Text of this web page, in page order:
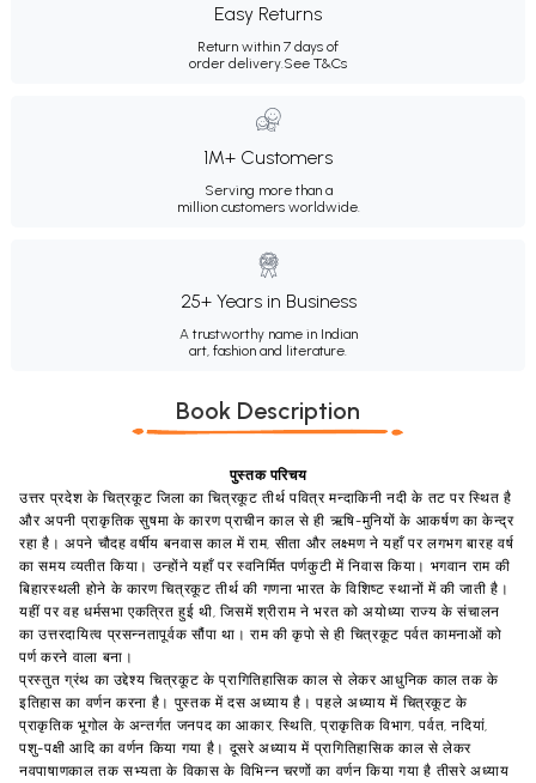
Easy Returns
Return within 7 days of
order delivery.See T&Cs
1M+ Customers
Serving more than a
million customers worldwide.
25+ Years in Business
A trustworthy name in Indian
art, fashion and literature.
Book Description
पुस्तक परिचय
उत्तर प्रदेश के चित्रकूट जिला का चित्रकूट तीर्थ पवित्र मन्दाकिनी नदी के तट पर स्थित है
और अपनी प्राकृतिक सुषमा के कारण प्राचीन काल से ही ऋषि-मुनियों के आकर्षण का केन्द्र
रहा है। अपने चौदह वर्षीय बनवास काल में राम, सीता और लक्ष्मण ने यहाँ पर लगभग बारह वर्ष
का समय व्यतीत किया। उन्होंने यहाँ पर स्वनिर्मित पर्णकुटी में निवास किया। भगवान राम की
बिहारस्थली होने के कारण चित्रकूट तीर्थ की गणना भारत के विशिष्ट स्थानों में की जाती है।
यहीं पर वह धर्मसभा एकत्रित हुई थी, जिसमें श्रीराम ने भरत को अयोध्या राज्य के संचालन
का उत्तरदायित्व प्रसन्नतापूर्वक सौंपा था। राम की कृपो से ही चित्रकूट पर्वत कामनाओं को
पर्ण करने वाला बना।
प्रस्तुत ग्रंथ का उद्देश्य चित्रकूट के प्रागितिहासिक काल से लेकर आधुनिक काल तक के
इतिहास का वर्णन करना है। पुस्तक में दस अध्याय है। पहले अध्याय में चित्रकूट के
प्राकृतिक भूगोल के अन्तर्गत जनपद का आकार, स्थिति, प्राकृतिक विभाग, पर्वत, नदियां,
पशु-पक्षी आदि का वर्णन किया गया है। दूसरे अध्याय में प्रागितिहासिक काल से लेकर
नवपाषाणकाल तक सभ्यता के विकास के विभिन्न चरणों का वर्णन किया गया है तीसरे अध्याय